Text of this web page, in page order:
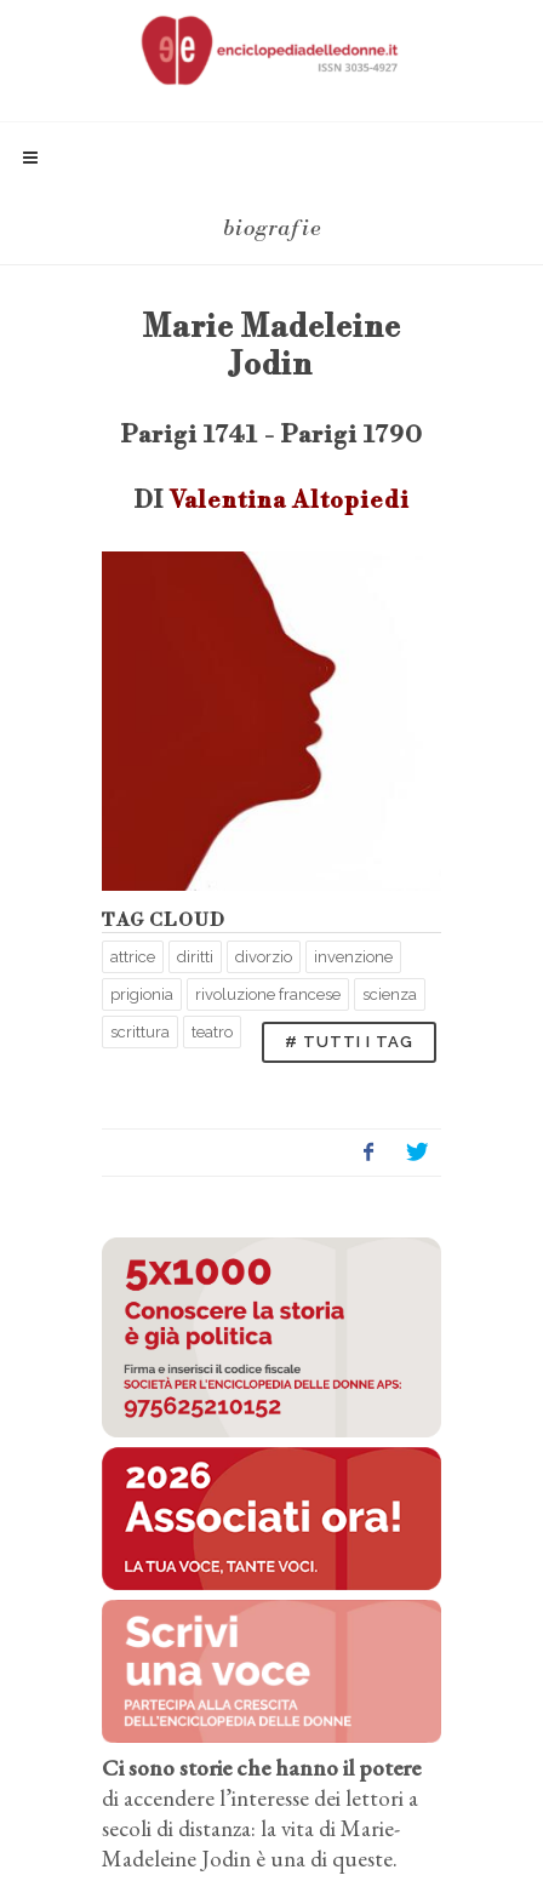
biografie
Marie Madeleine
Jodin
Parigi 1741 - Parigi 1790
DIValentina Altopiedi
TAG CLOUD
attrice diritti divorzio invenzione
prigionia rivoluzione francese scienza
scrittura teatro
# TUTTI I TAG
Ci sono storie che hanno il potere
di accendere l’interesse dei lettori a
secoli di distanza: la vita di Marie-
Madeleine Jodin è una di queste.